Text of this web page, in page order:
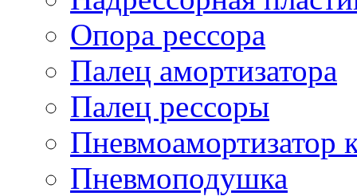
Опора рессора
Палец амортизатора
Палец рессоры
Пневмоамортизатор
Пневмоподушка